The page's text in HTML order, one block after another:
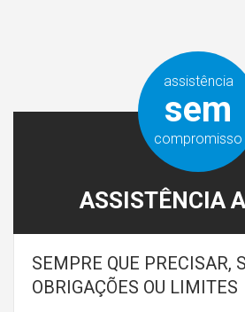
assistência
sem
compromisso
ASSISTÊNCIA
SEMPRE QUE PRECISAR,
OBRIGAÇÕES OU LIMITES